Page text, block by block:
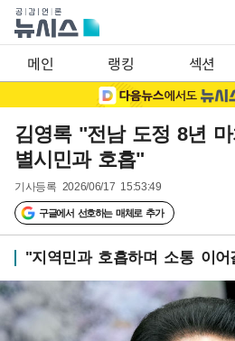
메인 랭킹 섹션
김영록 "전남 도정 8년
별시민과 호흡"
기사등록 2026/06/17 15:53:49
구글에서 선호하는 매체로 추가
"지역민과 호흡하며 소통 이